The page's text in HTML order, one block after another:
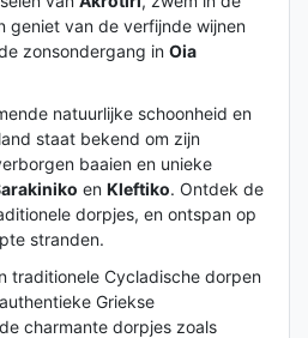
geniet van de verfijnde wijnen
zonsondergang in Oia
natuurlijke schoonheid en
staat bekend om zijn
baaien en unieke
en Kleftiko. Ontdek de
dorpjes, en ontspan op
stranden.
traditionele Cycladische dorpen
Griekse
charmante dorpjes zoals